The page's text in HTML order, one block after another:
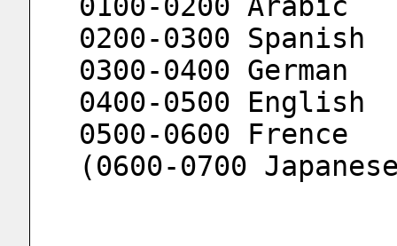
0200-0300 Spanish
0300-0400 German
0400-0500 English
0500-0600 Frence
(0600-0700